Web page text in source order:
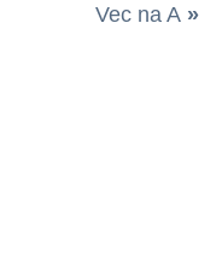
Vec na A »